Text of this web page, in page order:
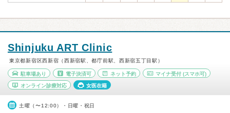
Shinjuku ART Clinic
東京都新宿区西新宿（西新宿駅、都庁前駅、西新宿五丁目駅）
駐車場あり 電子決済可 ネット予約 マイナ受付 (スマホ可)
オンライン診療対応 女医在籍
土曜（〜12:00）・日曜・祝日